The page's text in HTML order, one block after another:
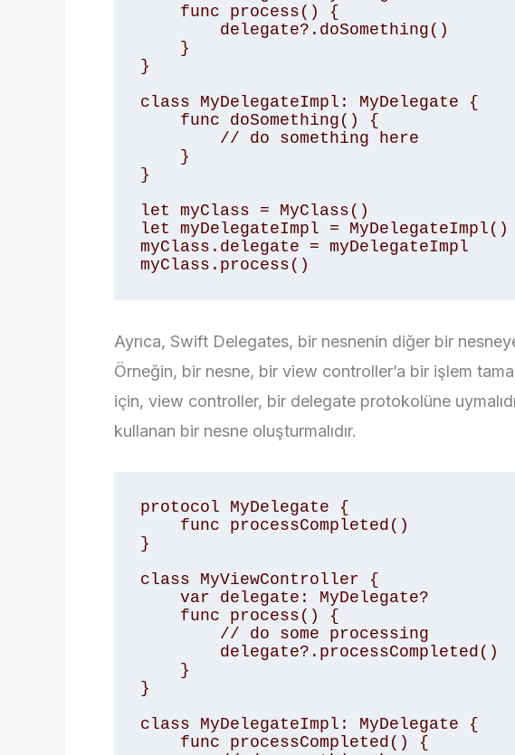
}
class MyDelegateImpl: MyDelegate {
}
let myClass = MyClass()
let myDelegateImpl = MyDelegateImpl()
myClass.delegate = myDelegateImpl
myClass.process()
Ayrıca, Swift Delegates, bir nesnenin diğer bir
Örneğin, bir nesne, bir view controller’a bir işlem
için, view controller, bir delegate protokolüne
kullanan bir nesne oluşturmalıdır.
protocol MyDelegate {
}
class MyViewController {
}
class MyDelegateImpl: MyDelegate {